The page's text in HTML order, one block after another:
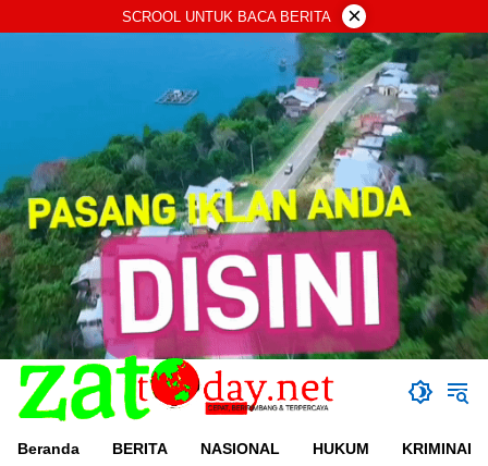
ke
SCROOL UNTUK BACA BERITA ×
Beranda BERITA NASIONAL HUKUM KRIMINAL